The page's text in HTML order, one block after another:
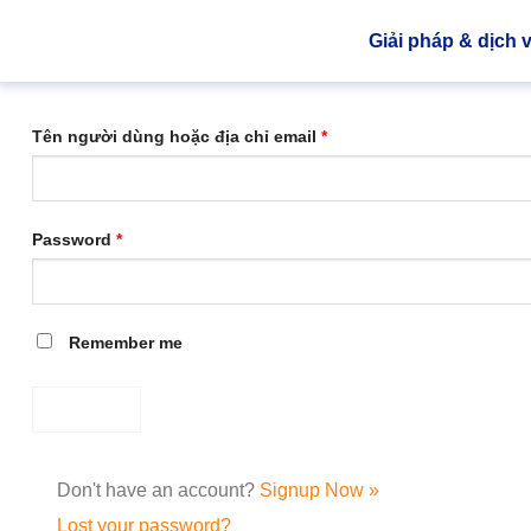
Giải pháp & dịch
Tên người dùng hoặc địa chỉ email *
Password *
Remember me
Don't have an account? Signup Now »
Lost your password?